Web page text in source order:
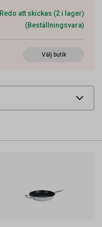
Redo att skickas (2 i lager)
(Beställningsvara)
Välj butik
64030127
52151803